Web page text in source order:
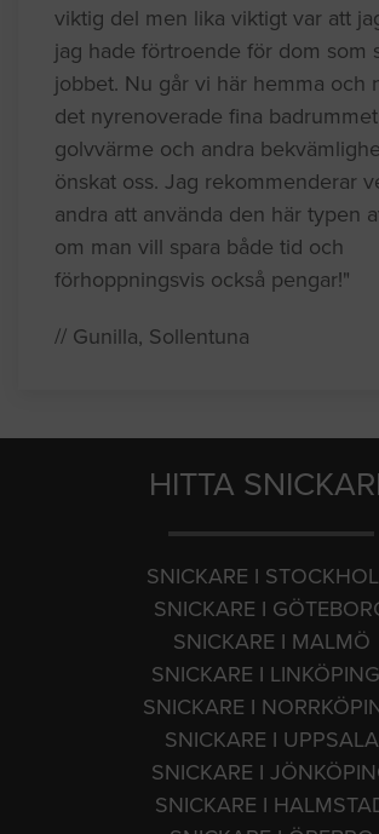
viktig del men lika viktigt var att
jag hade förtroende för dom som
jobbet. Nu går vi här hemma och
det nyrenoverade fina
golvvärme och andra
önskat oss. Jag rekommenderar
andra att använda den här typen
om man vill spara både tid och
förhoppningsvis också pengar!"
// Gunilla, Sollentuna
HITTA
SNICKARE I
SNICKARE I
SNICKARE I MALMÖ
SNICKARE I
SNICKARE I
SNICKARE I UPPSALA
SNICKARE I
SNICKARE I